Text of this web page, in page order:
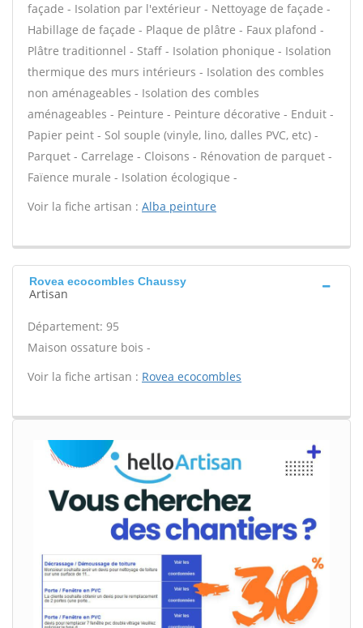
façade - Isolation par l'extérieur - Nettoyage de façade -
Habillage de façade - Plaque de plâtre - Faux plafond -
Plâtre traditionnel - Staff - Isolation phonique - Isolation
thermique des murs intérieurs - Isolation des combles
non aménageables - Isolation des combles
aménageables - Peinture - Peinture décorative - Enduit -
Papier peint - Sol souple (vinyle, lino, dalles PVC, etc) -
Parquet - Carrelage - Cloisons - Rénovation de parquet -
Faïence murale - Isolation écologique -
Voir la fiche artisan : Alba peinture
Rovea ecocombles Chaussy
Artisan
Département: 95
Maison ossature bois -
Voir la fiche artisan : Rovea ecocombles